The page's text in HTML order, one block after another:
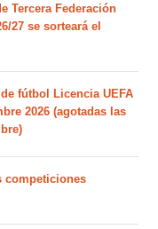
Tercera Federación
27 se sorteará el
fútbol Licencia UEFA
2026 (agotadas las
competiciones